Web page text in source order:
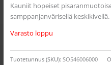
Kauniit hopeiset
samppanjanvärisellä
Varasto loppu
Tuotetunnus (SKU): SO546006000